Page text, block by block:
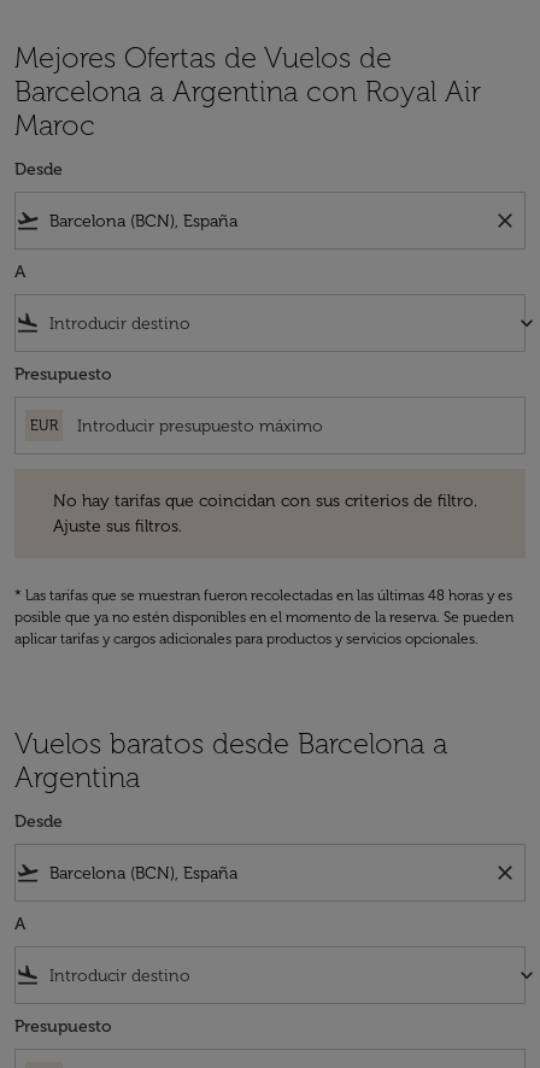
Mejores Ofertas de Vuelos de
Barcelona a Argentina con Royal Air
Maroc
Desde
flight_takeoff close
A
flight_land keyboard_arrow_down
Presupuesto
EUR
No hay tarifas que coincidan con sus criterios de filtro.
Ajuste sus filtros.
* Las tarifas que se muestran fueron recolectadas en las últimas 48 horas y es
posible que ya no estén disponibles en el momento de la reserva. Se pueden
aplicar tarifas y cargos adicionales para productos y servicios opcionales.
Vuelos baratos desde Barcelona a
Argentina
Desde
flight_takeoff close
A
flight_land keyboard_arrow_down
Presupuesto